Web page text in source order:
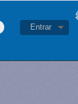
Entrar